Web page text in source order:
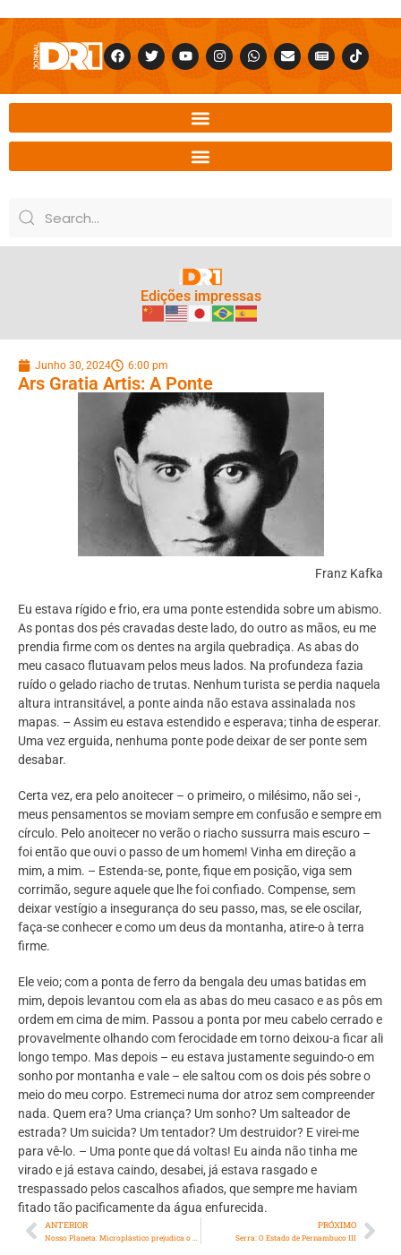
Edições impressas
Junho 30, 2024 6:00 pm
Ars Gratia Artis: A Ponte
Franz Kafka
Eu estava rígido e frio, era uma ponte estendida sobre um abismo.
As pontas dos pés cravadas deste lado, do outro as mãos, eu me
prendia firme com os dentes na argila quebradiça. As abas do
meu casaco flutuavam pelos meus lados. Na profundeza fazia
ruído o gelado riacho de trutas. Nenhum turista se perdia naquela
altura intransitável, a ponte ainda não estava assinalada nos
mapas. – Assim eu estava estendido e esperava; tinha de esperar.
Uma vez erguida, nenhuma ponte pode deixar de ser ponte sem
desabar.
Certa vez, era pelo anoitecer – o primeiro, o milésimo, não sei -,
meus pensamentos se moviam sempre em confusão e sempre em
círculo. Pelo anoitecer no verão o riacho sussurra mais escuro –
foi então que ouvi o passo de um homem! Vinha em direção a
mim, a mim. – Estenda-se, ponte, fique em posição, viga sem
corrimão, segure aquele que lhe foi confiado. Compense, sem
deixar vestígio a insegurança do seu passo, mas, se ele oscilar,
faça-se conhecer e como um deus da montanha, atire-o à terra
firme.
Ele veio; com a ponta de ferro da bengala deu umas batidas em
mim, depois levantou com ela as abas do meu casaco e as pôs em
ordem em cima de mim. Passou a ponta por meu cabelo cerrado e
provavelmente olhando com ferocidade em torno deixou-a ficar ali
longo tempo. Mas depois – eu estava justamente seguindo-o em
sonho por montanha e vale – ele saltou com os dois pés sobre o
meio do meu corpo. Estremeci numa dor atroz sem compreender
nada. Quem era? Uma criança? Um sonho? Um salteador de
estrada? Um suicida? Um tentador? Um destruidor? E virei-me
para vê-lo. – Uma ponte que dá voltas! Eu ainda não tinha me
virado e já estava caindo, desabei, já estava rasgado e
trespassado pelos cascalhos afiados, que sempre me haviam
fitado tão pacificamente da água enfurecida.
ANTERIOR
Nosso Planeta: Microplástico prejudica o metabolismo celular
PRÓXIMO
Serra: O Estado de Pernambuco III